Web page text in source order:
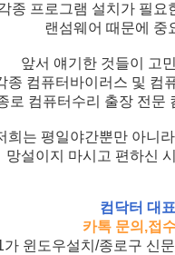
종 프로그램 설치가 필요
랜섬웨어 때문에 중
앞서 얘기한 것들이 고
종 컴퓨터바이러스 및 컴
로 컴퓨터수리 출장 전문
희는 평일야간뿐만 아니
망설이지 마시고 편하신
컴닥터 대
카톡 문의,접
윈도우설치/종로구 신